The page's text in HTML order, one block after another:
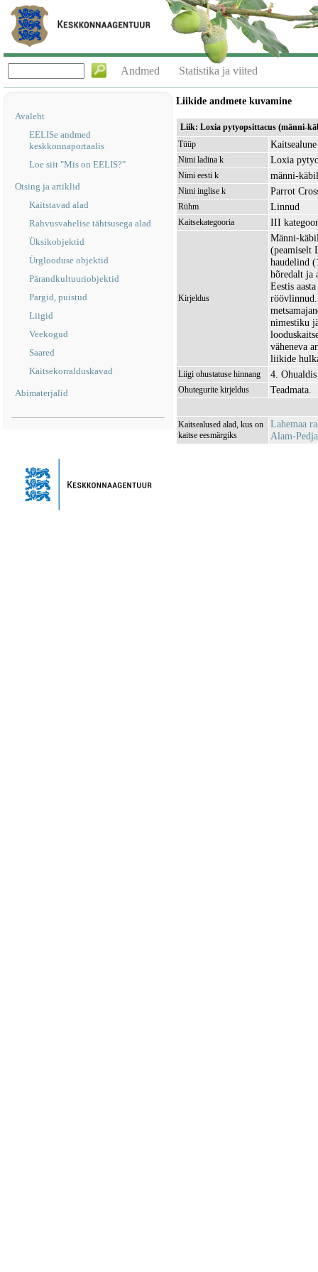
Andmed Statistika ja viited
Avaleht
EELISe andmed
keskkonnaportaalis
Loe siit "Mis on EELIS?"
Otsing ja artiklid
Kaitstavad alad
Rahvusvahelise tähtsusega alad
Üksikobjektid
Ürglooduse objektid
Pärandkultuuriobjektid
Pargid, puistud
Liigid
Veekogud
Saared
Kaitsekorralduskavad
Abimaterjalid
Liikide andmete kuvamine
Liik: Loxia pytyopsittacus (männi-
Tüüp
Nimi ladina k Loxia
Nimi eesti k männi-
Nimi inglise k Parrot
Rühm Linnud
Kaitsekategooria III
Kirjeldus
Männi-
(peamiselt
haudelind
hõredalt ja
Eestis
röövlinnud.
nimestiku
väheneva
liikide
Liigi ohustatuse hinnang 4.
Ohutegurite kirjeldus Teadmata.
Kaitsealused alad, kus on
kaitse eesmärgiks
Lahemaa
Alam-